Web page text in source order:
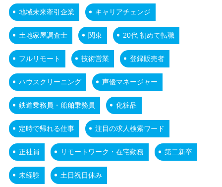
地域未来牽引企業 キャリアチェンジ
土地家屋調査士 関東 20代 初めて転職
フルリモート 技術営業 登録販売者
ハウスクリーニング 声優マネージャー
鉄道乗務員・船舶乗務員 化粧品
定時で帰れる仕事 注目の求人検索ワード
正社員 リモートワーク・在宅勤務 第二新卒
未経験 土日祝日休み